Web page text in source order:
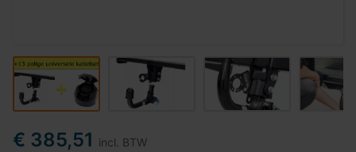
€ 385,51 incl. BTW